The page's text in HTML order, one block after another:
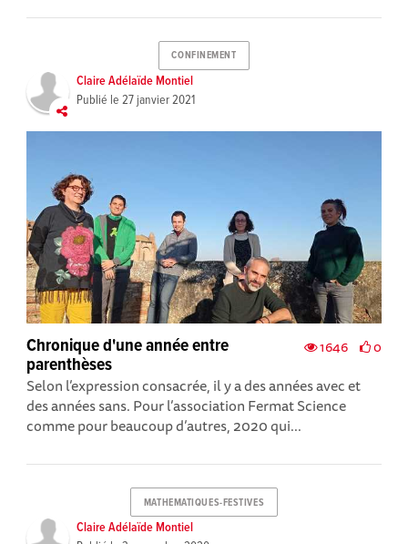
CONFINEMENT
Claire Adélaïde Montiel
Publié le 27 janvier 2021
1646 0
Chronique d'une année entre
parenthèses
Selon l’expression consacrée, il y a des années avec et
des années sans. Pour l’association Fermat Science
comme pour beaucoup d’autres, 2020 qui...
MATHEMATIQUES-FESTIVES
Claire Adélaïde Montiel